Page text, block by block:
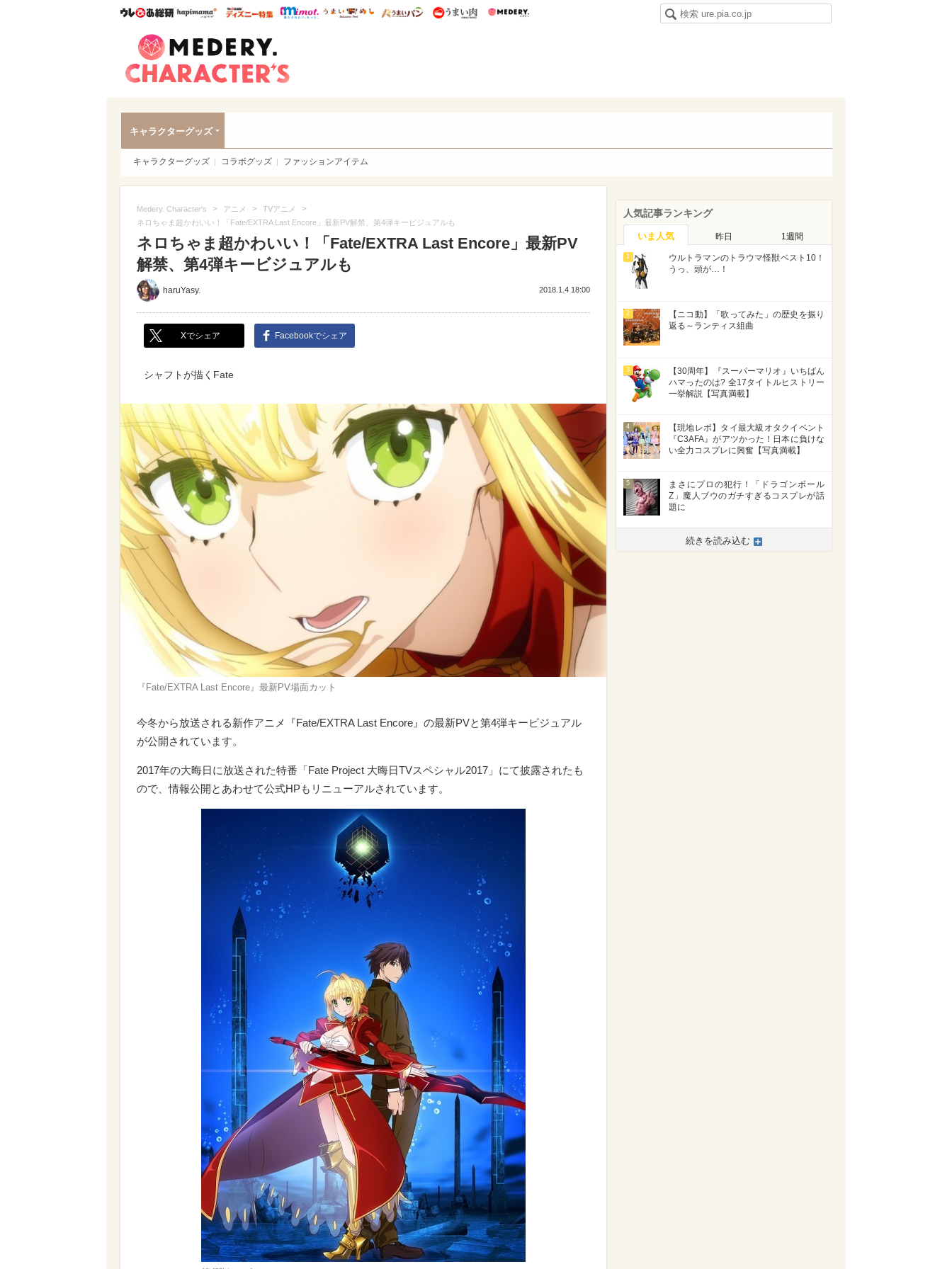
ウレぴあ総研ハピママ* ウレぴあ総研 ディズニー特集
mimot. うまいめし うまいパン うまい肉
キャラクターグッズ
キャラクターグッズ コラボグッズ ファッションアイテム
Medery. Character's > アニメ > TVアニメ >
ネロちゃま超かわいい！「Fate/EXTRA Last Encore」最新PV解禁、第4弾キービジュアルも
ネロちゃま超かわいい！「Fate/EXTRA Last Encore」最新PV
解禁、第4弾キービジュアルも
haruYasy. 2018.1.4 18:00
Xでシェア Facebookでシェア
シャフトが描くFate
『Fate/EXTRA Last Encore』最新PV場面カット
今冬から放送される新作アニメ『Fate/EXTRA Last Encore』の最新PVと第4弾キービジュアル
が公開されています。
2017年の大晦日に放送された特番「Fate Project 大晦日TVスペシャル2017」にて披露されたも
ので、情報公開とあわせて公式HPもリニューアルされています。
人気記事ランキング
いま人気 昨日 1週間
1
ウルトラマンのトラウマ怪獣ベスト10！
うっ、頭が…！
2
【ニコ動】「歌ってみた」の歴史を振り
返る～ランティス組曲
3
【30周年】『スーパーマリオ』いちばん
ハマったのは? 全17タイトルヒストリー
一挙解説【写真満載】
4
【現地レポ】タイ最大級オタクイベント
『C3AFA』がアツかった！日本に負けな
い全力コスプレに興奮【写真満載】
5
まさにプロの犯行！「ドラゴンボール
Z」魔人ブウのガチすぎるコスプレが話
題に
続きを読み込む